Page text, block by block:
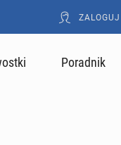
ZALOGUJ
Poradnik